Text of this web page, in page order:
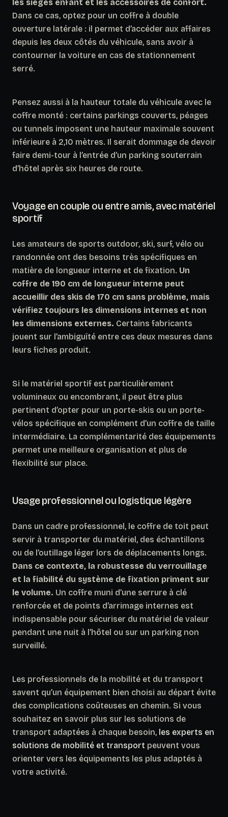
les sièges enfant et les accessoires de confort.
Dans ce cas, optez pour un coffre à double
ouverture latérale : il permet d’accéder aux affaires
depuis les deux côtés du véhicule, sans avoir à
contourner la voiture en cas de stationnement
serré.
Pensez aussi à la hauteur totale du véhicule avec le
coffre monté : certains parkings couverts, péages
ou tunnels imposent une hauteur maximale souvent
inférieure à 2,10 mètres. Il serait dommage de devoir
faire demi-tour à l’entrée d’un parking souterrain
d’hôtel après six heures de route.
Voyage en couple ou entre amis, avec matériel
sportif
Les amateurs de sports outdoor, ski, surf, vélo ou
randonnée ont des besoins très spécifiques en
matière de longueur interne et de fixation. Un
coffre de 190 cm de longueur interne peut
accueillir des skis de 170 cm sans problème, mais
vérifiez toujours les dimensions internes et non
les dimensions externes. Certains fabricants
jouent sur l’ambiguïté entre ces deux mesures dans
leurs fiches produit.
Si le matériel sportif est particulièrement
volumineux ou encombrant, il peut être plus
pertinent d’opter pour un porte-skis ou un porte-
vélos spécifique en complément d’un coffre de taille
intermédiaire. La complémentarité des équipements
permet une meilleure organisation et plus de
flexibilité sur place.
Usage professionnel ou logistique légère
Dans un cadre professionnel, le coffre de toit peut
servir à transporter du matériel, des échantillons
ou de l’outillage léger lors de déplacements longs.
Dans ce contexte, la robustesse du verrouillage
et la fiabilité du système de fixation priment sur
le volume. Un coffre muni d’une serrure à clé
renforcée et de points d’arrimage internes est
indispensable pour sécuriser du matériel de valeur
pendant une nuit à l’hôtel ou sur un parking non
surveillé.
Les professionnels de la mobilité et du transport
savent qu’un équipement bien choisi au départ évite
des complications coûteuses en chemin. Si vous
souhaitez en savoir plus sur les solutions de
transport adaptées à chaque besoin, les experts en
solutions de mobilité et transport peuvent vous
orienter vers les équipements les plus adaptés à
votre activité.